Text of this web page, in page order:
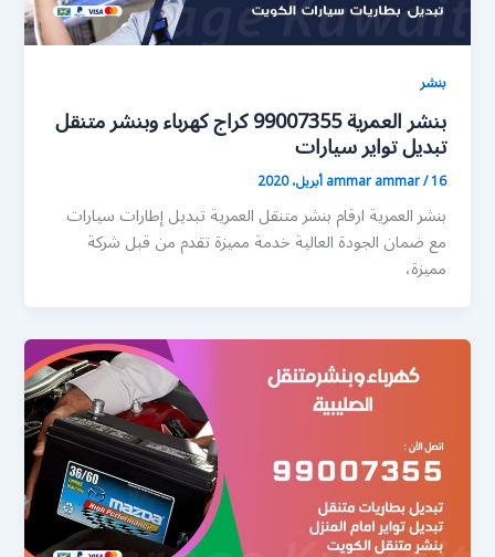
بنشر
بنشر العمرية 99007355 كراج كهرباء وبنشر متنقل
تبديل تواير سيارات
ammar ammar/16 أبريل، 2020
بنشر العمرية ارقام بنشر متنقل العمرية تبديل إطارات سيارات
مع ضمان الجودة العالية خدمة مميزة تقدم من قبل شركة
مميزة،